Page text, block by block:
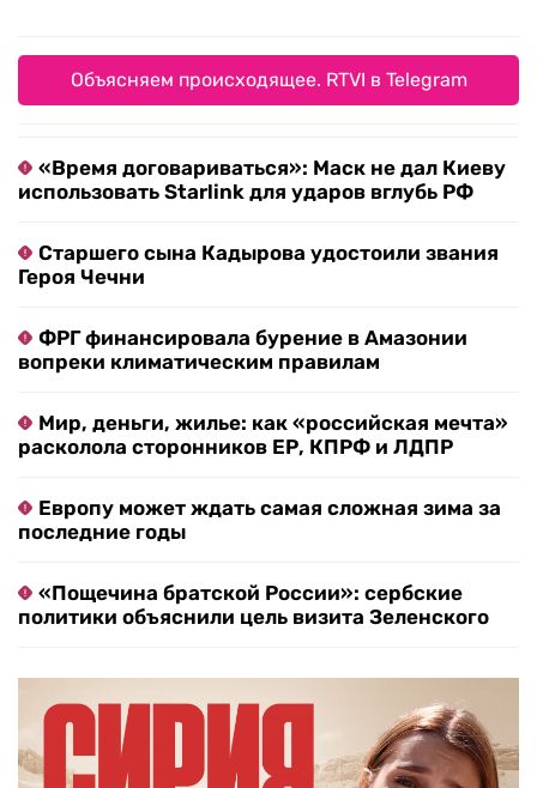
Объясняем происходящее. RTVI в Telegram
«Время договариваться»: Маск не дал Киеву
использовать Starlink для ударов вглубь РФ
Старшего сына Кадырова удостоили звания
Героя Чечни
ФРГ финансировала бурение в Амазонии
вопреки климатическим правилам
Мир, деньги, жилье: как «российская мечта»
расколола сторонников ЕР, КПРФ и ЛДПР
Европу может ждать самая сложная зима за
последние годы
«Пощечина братской России»: сербские
политики объяснили цель визита Зеленского